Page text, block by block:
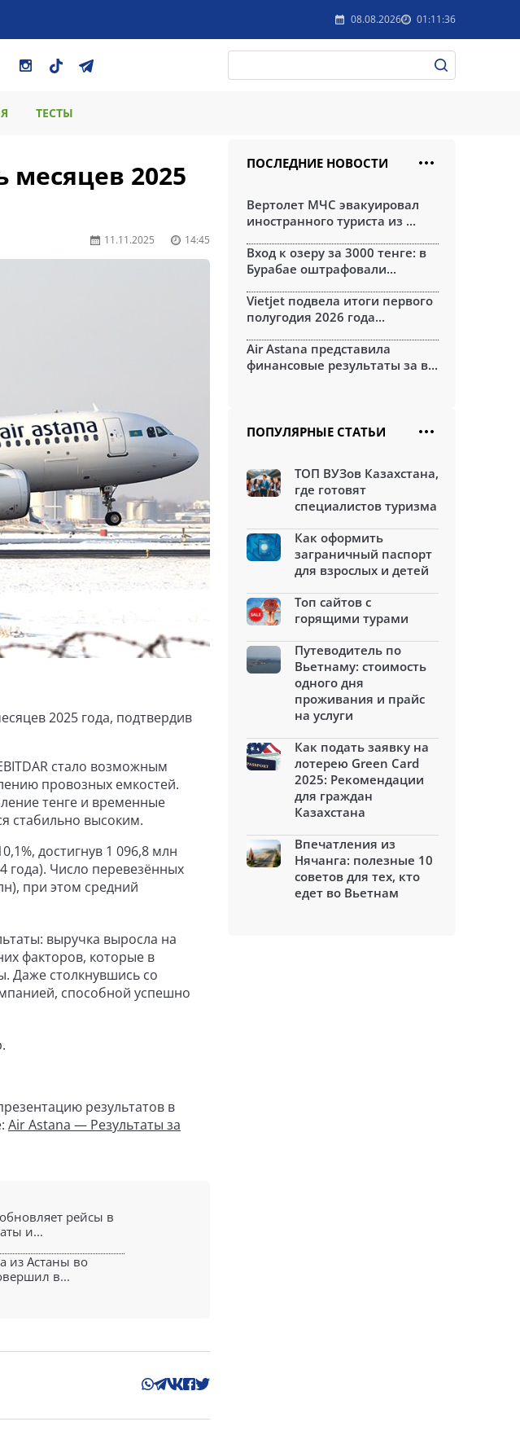
08.08.2026 01:11:36
ТЕСТЫ
месяцев 2025
11.11.2025 14:45
2025 года, подтвердив
стало возможным
провозных емкостей.
тенге и временные
стабильно высоким.
достигнув 1 096,8 млн
года). Число перевезённых
при этом средний
выручка выросла на
факторов, которые в
Даже столкнувшись со
способной успешно
результатов в
Air Astana — Результаты за
рейсы в
и...
из Астаны во
в...
ПОСЛЕДНИЕ НОВОСТИ
Вертолет МЧС эвакуировал
иностранного туриста из ...
Вход к озеру за 3000 тенге: в
Бурабае оштрафовали...
Vietjet подвела итоги первого
полугодия 2026 года...
Air Astana представила
финансовые результаты за в...
ПОПУЛЯРНЫЕ СТАТЬИ
ТОП ВУЗов Казахстана,
где готовят
специалистов туризма
Как оформить
заграничный паспорт
для взрослых и детей
Топ сайтов с
горящими турами
Путеводитель по
Вьетнаму: стоимость
одного дня
проживания и прайс
на услуги
Как подать заявку на
лотерею Green Card
2025: Рекомендации
для граждан
Казахстана
Впечатления из
Нячанга: полезные 10
советов для тех, кто
едет во Вьетнам